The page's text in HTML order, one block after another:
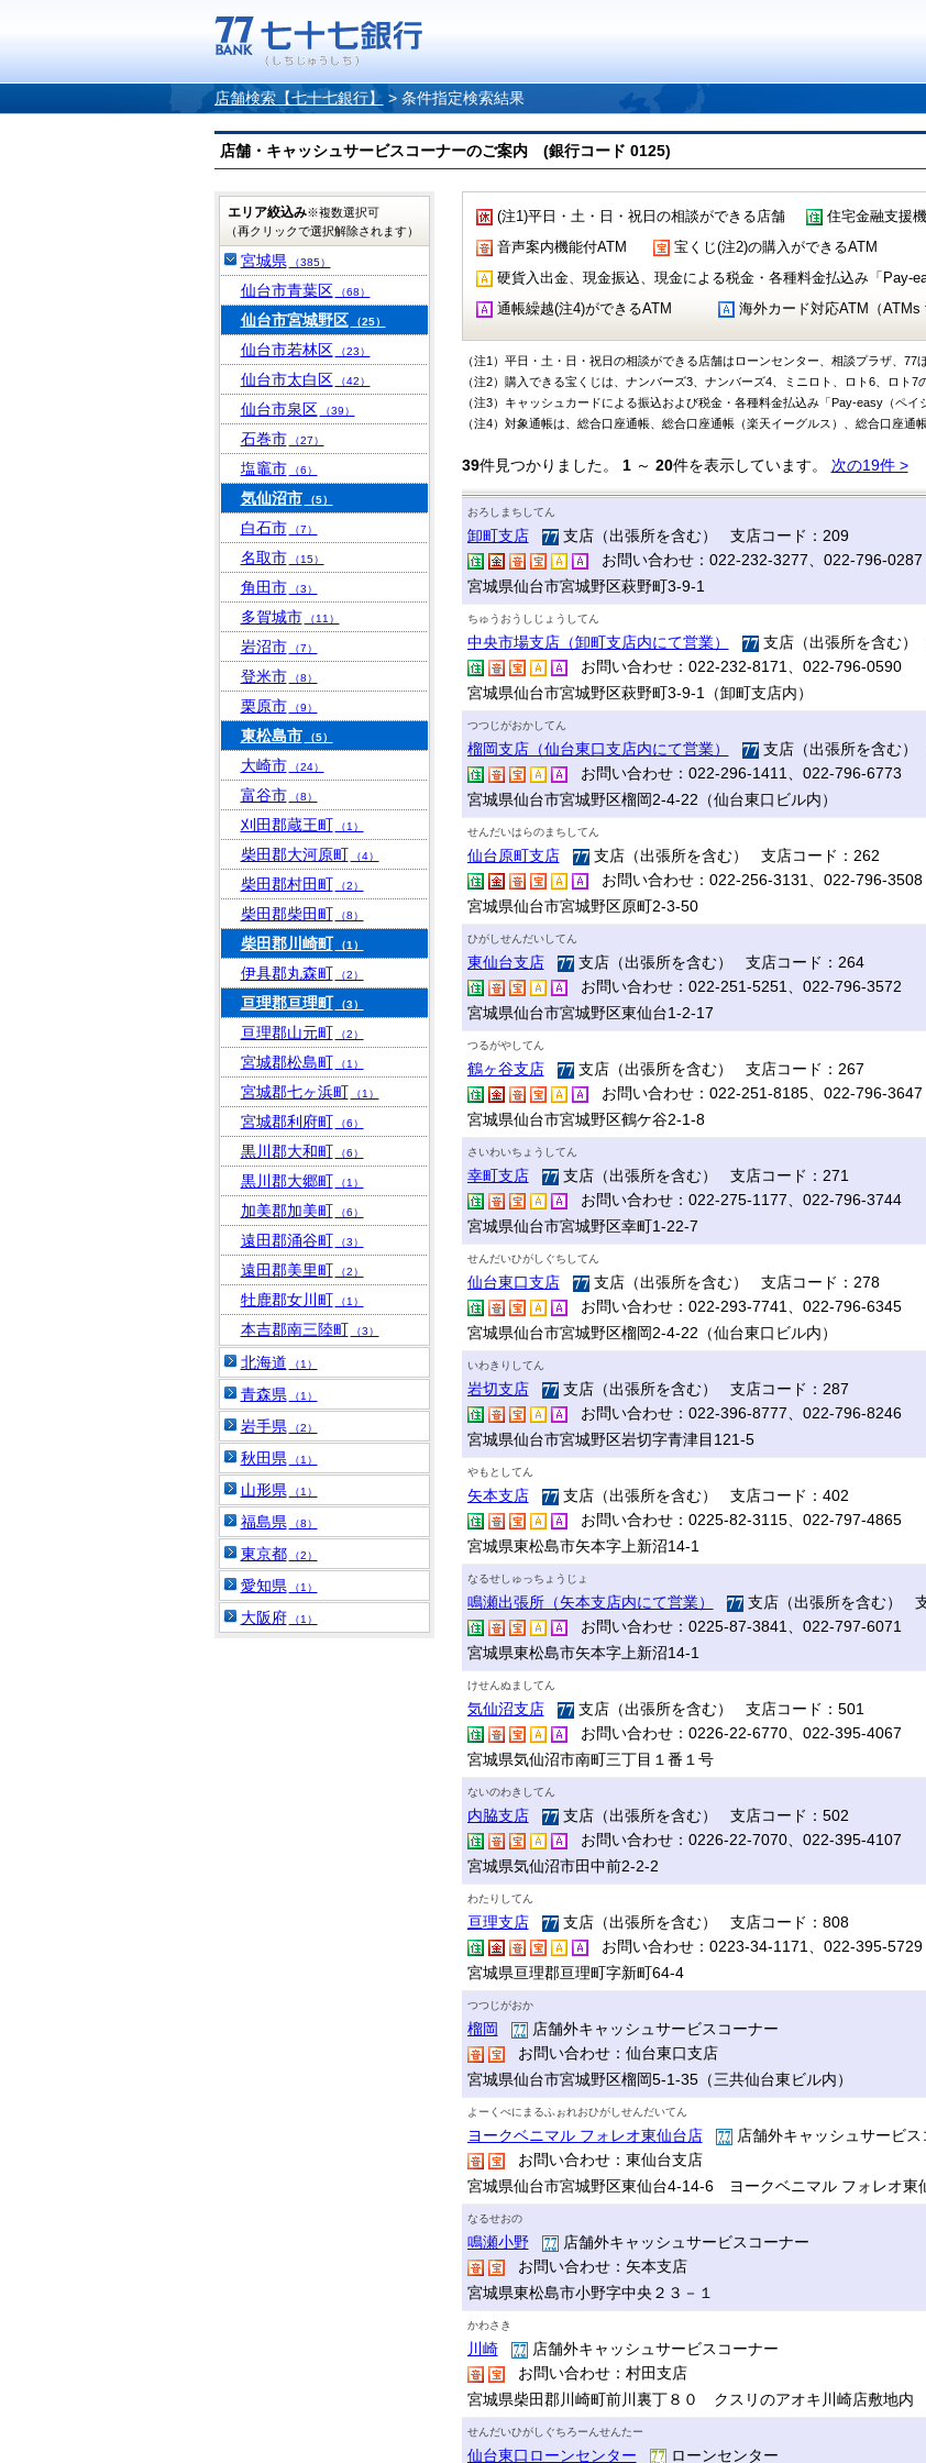
店舗検索【七十七銀行】 > 条件指定検索結果
店舗・キャッシュサービスコーナーのご案内 (銀行コード 0125)
(注1)平日・土・日・祝日の相談ができる店舗 住宅金融支援
音声案内機能付ATM
宝くじ(注2)の購入ができるATM
硬貨入出金、現金振込、現金による税金・各種料金払込み「Pay-
通帳繰越(注4)ができるATM
海外カード対応ATM（ATMs
（注1）平日・土・日・祝日の相談ができる店舗はローンセンター、相談プラザ、77
（注2）購入できる宝くじは、ナンバーズ3、ナンバーズ4、ミニロト、ロト6、ロト7
（注3）キャッシュカードによる振込および税金・各種料金払込み「Pay-easy（ペイ
（注4）対象通帳は、総合口座通帳、総合口座通帳（楽天イーグルス）、総合口座通
39件見つかりました。 1～ 20件を表示しています。 次の19件 >
おろしまちしてん
卸町支店
支店（出張所を含む） 支店コード：209
お問い合わせ：022-232-3277、022-796-0287
宮城県仙台市宮城野区萩野町3-9-1
ちゅうおうしじょうしてん
中央市場支店（卸町支店内にて営業）
支店（出張所を含む）
お問い合わせ：022-232-8171、022-796-0590
宮城県仙台市宮城野区萩野町3-9-1（卸町支店内）
つつじがおかしてん
榴岡支店（仙台東口支店内にて営業）
支店（出張所を含む）
お問い合わせ：022-296-1411、022-796-6773
宮城県仙台市宮城野区榴岡2-4-22（仙台東口ビル内）
せんだいはらのまちしてん
仙台原町支店
支店（出張所を含む） 支店コード：262
お問い合わせ：022-256-3131、022-796-3508
宮城県仙台市宮城野区原町2-3-50
ひがしせんだいしてん
東仙台支店
支店（出張所を含む） 支店コード：264
お問い合わせ：022-251-5251、022-796-3572
宮城県仙台市宮城野区東仙台1-2-17
つるがやしてん
鶴ヶ谷支店
支店（出張所を含む） 支店コード：267
お問い合わせ：022-251-8185、022-796-3647
宮城県仙台市宮城野区鶴ケ谷2-1-8
さいわいちょうしてん
幸町支店
支店（出張所を含む） 支店コード：271
お問い合わせ：022-275-1177、022-796-3744
宮城県仙台市宮城野区幸町1-22-7
せんだいひがしぐちしてん
仙台東口支店
支店（出張所を含む） 支店コード：278
お問い合わせ：022-293-7741、022-796-6345
宮城県仙台市宮城野区榴岡2-4-22（仙台東口ビル内）
いわきりしてん
岩切支店
支店（出張所を含む） 支店コード：287
お問い合わせ：022-396-8777、022-796-8246
宮城県仙台市宮城野区岩切字青津目121-5
やもとしてん
矢本支店
支店（出張所を含む） 支店コード：402
お問い合わせ：0225-82-3115、022-797-4865
宮城県東松島市矢本字上新沼14-1
なるせしゅっちょうじょ
鳴瀬出張所（矢本支店内にて営業）
支店（出張所を含む）
お問い合わせ：0225-87-3841、022-797-6071
宮城県東松島市矢本字上新沼14-1
けせんぬましてん
気仙沼支店
支店（出張所を含む） 支店コード：501
お問い合わせ：0226-22-6770、022-395-4067
宮城県気仙沼市南町三丁目１番１号
ないのわきしてん
内脇支店
支店（出張所を含む） 支店コード：502
お問い合わせ：0226-22-7070、022-395-4107
宮城県気仙沼市田中前2-2-2
わたりしてん
亘理支店
支店（出張所を含む） 支店コード：808
お問い合わせ：0223-34-1171、022-395-5729
宮城県亘理郡亘理町字新町64-4
つつじがおか
榴岡
店舗外キャッシュサービスコーナー
お問い合わせ：仙台東口支店
宮城県仙台市宮城野区榴岡5-1-35（三共仙台東ビル内）
よーくべにまるふぉれおひがしせんだいてん
ヨークベニマル フォレオ東仙台店
店舗外キャッシュサービス
お問い合わせ：東仙台支店
宮城県仙台市宮城野区東仙台4-14-6 ヨークベニマル フォレオ東
なるせおの
鳴瀬小野
店舗外キャッシュサービスコーナー
お問い合わせ：矢本支店
宮城県東松島市小野字中央２３－１
かわさき
川崎
店舗外キャッシュサービスコーナー
お問い合わせ：村田支店
宮城県柴田郡川崎町前川裏丁８０ クスリのアオキ川崎店敷地内
せんだいひがしぐちろーんせんたー
仙台東口ローンセンター ローンセンター
エリア絞込み※複数選択可
（再クリックで選択解除されます）
宮城県 （385）
仙台市青葉区 （68）
仙台市宮城野区 （25）
仙台市若林区 （23）
仙台市太白区 （42）
仙台市泉区 （39）
石巻市 （27）
塩竈市 （6）
気仙沼市 （5）
白石市 （7）
名取市 （15）
角田市 （3）
多賀城市 （11）
岩沼市 （7）
登米市 （8）
栗原市 （9）
東松島市 （5）
大崎市 （24）
富谷市 （8）
刈田郡蔵王町 （1）
柴田郡大河原町 （4）
柴田郡村田町 （2）
柴田郡柴田町 （8）
柴田郡川崎町 （1）
伊具郡丸森町 （2）
亘理郡亘理町 （3）
亘理郡山元町 （2）
宮城郡松島町 （1）
宮城郡七ヶ浜町 （1）
宮城郡利府町 （6）
黒川郡大和町 （6）
黒川郡大郷町 （1）
加美郡加美町 （6）
遠田郡涌谷町 （3）
遠田郡美里町 （2）
牡鹿郡女川町 （1）
本吉郡南三陸町 （3）
北海道 （1）
青森県 （1）
岩手県 （2）
秋田県 （1）
山形県 （1）
福島県 （8）
東京都 （2）
愛知県 （1）
大阪府 （1）